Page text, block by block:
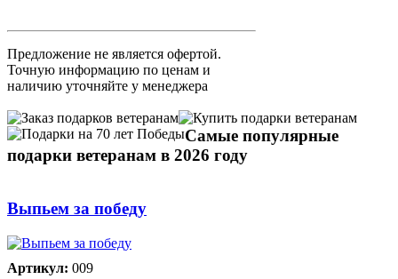
Предложение не является офертой.
Точную информацию по ценам и
наличию уточняйте у менеджера
Самые популярные
подарки ветеранам в 2026 году
Выпьем за победу
Артикул: 009